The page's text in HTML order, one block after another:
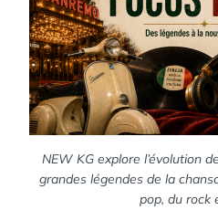
NEW KG explore l’évolution
grandes légendes de la
pop, du rock